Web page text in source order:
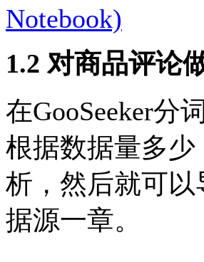
Notebook)
1.2 对商品评论
在GooSeeker分
根据数据量多
析，然后就可
据源一章。